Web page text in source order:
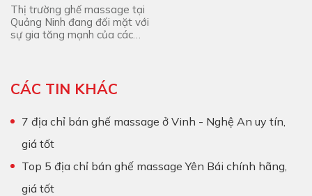
Thị trường ghế massage tại
Quảng Ninh đang đối mặt với
sự gia tăng mạnh của các
CÁC TIN KHÁC
7 địa chỉ bán ghế massage ở Vinh - Nghệ An uy tín,
giá tốt
Top 5 địa chỉ bán ghế massage Yên Bái chính hãng,
giá tốt